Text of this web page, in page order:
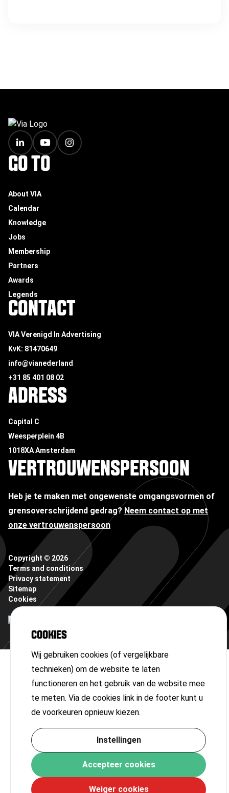
COOKIES
Wij gebruiken cookies (of vergelijkbare
technieken) om de website te laten
functioneren en het gebruik van de website mee
te meten. Via de cookies link in de footer kunt u
de voorkeuren opnieuw kiezen.
Instellingen
Accepteer cookies
Weiger cookies
FOOTER
GO TO
About VIA
Calendar
Knowledge
Jobs
Membership
Partners
Awards
Legends
CONTACT
VIA Verenigd In Advertising
KvK: 81470649
info@vianederland
+31 85 401 08 02
ADRESS
Capital C
Weesperplein 4B
1018XA Amsterdam
VERTROUWENSPERSOON
Heb je te maken met ongewenste omgangsvormen of
grensoverschrijdend gedrag? Neem contact op met
onze vertrouwenspersoon
Copyright © 2026
Terms and conditions
Privacy statement
Sitemap
Cookies